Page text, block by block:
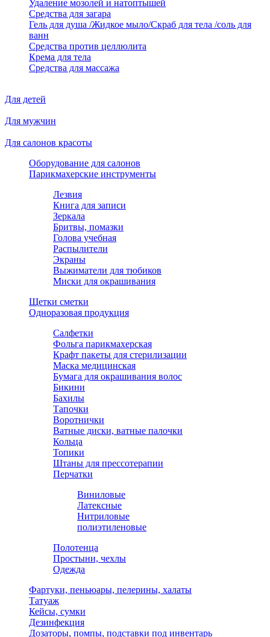
Удаление мозолей и натоптышей
Средства для загара
Гель для душа /Жидкое мыло/Скраб для тела /соль для
ванн
Средства против целлюлита
Крема для тела
Средства для массажа
Для детей
Для мужчин
Для салонов красоты
Оборудование для салонов
Парикмахерские инструменты
Лезвия
Книга для записи
Зеркала
Бритвы, помазки
Голова учебная
Распылители
Экраны
Выжиматели для тюбиков
Миски для окрашивания
Щетки сметки
Одноразовая продукция
Салфетки
Фольга парикмахерская
Крафт пакеты для стерилизации
Маска медицинская
Бумага для окрашивания волос
Бикини
Бахилы
Тапочки
Воротнички
Ватные диски, ватные палочки
Кольца
Топики
Штаны для прессотерапии
Перчатки
Виниловые
Латексные
Нитриловые
полиэтиленовые
Полотенца
Простыни, чехлы
Одежда
Фартуки, пеньюары, пелерины, халаты
Татуаж
Кейсы, сумки
Дезинфекция
Дозаторы, помпы, подставки под инвентарь